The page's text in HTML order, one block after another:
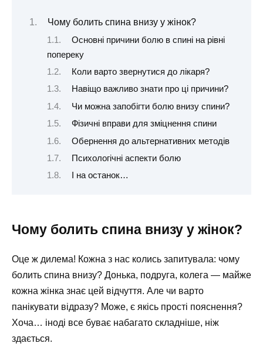
Чому болить спина внизу у жінок?
Основні причини болю в спині на рівні
попереку
Коли варто звернутися до лікаря?
Навіщо важливо знати про ці причини?
Чи можна запобігти болю внизу спини?
Фізичні вправи для зміцнення спини
Обернення до альтернативних методів
Психологічні аспекти болю
І на останок…
Чому болить спина внизу у жінок?
Оце ж дилема! Кожна з нас колись запитувала: чому
болить спина внизу? Донька, подруга, колега — майже
кожна жінка знає цей відчуття. Але чи варто
панікувати відразу? Може, є якісь прості пояснення?
Хоча… іноді все буває набагато складніше, ніж
здається.